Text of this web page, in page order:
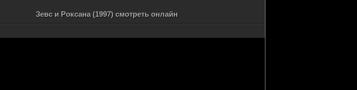
Зевс и Роксана (1997) смотреть онлайн